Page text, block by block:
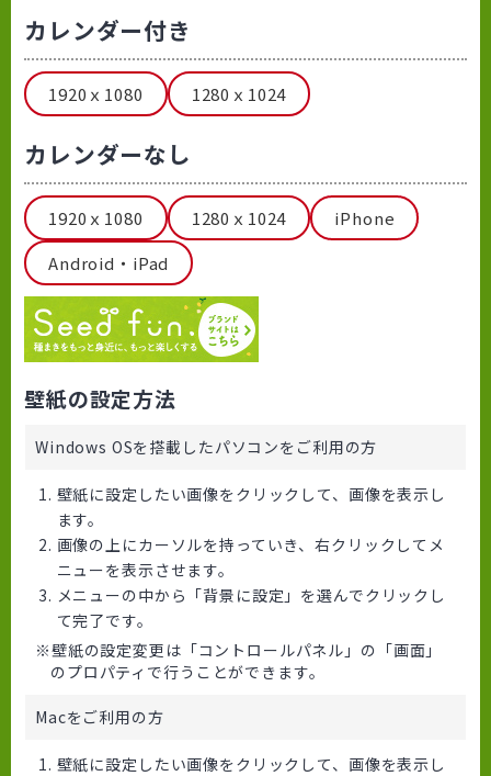
カレンダー付き
1920ｘ1080 1280ｘ1024
カレンダーなし
1920ｘ1080 1280ｘ1024
iPhone
Android・iPad
壁紙の設定方法
Windows OSを搭載したパソコンをご利用の方
壁紙に設定したい画像をクリックして、画像を表示し
ます。
画像の上にカーソルを持っていき、右クリックしてメ
ニューを表示させます。
メニューの中から「背景に設定」を選んでクリックし
て完了です。
壁紙の設定変更は「コントロールパネル」の「画面」
のプロパティで行うことができます。
Macをご利用の方
壁紙に設定したい画像をクリックして、画像を表示し